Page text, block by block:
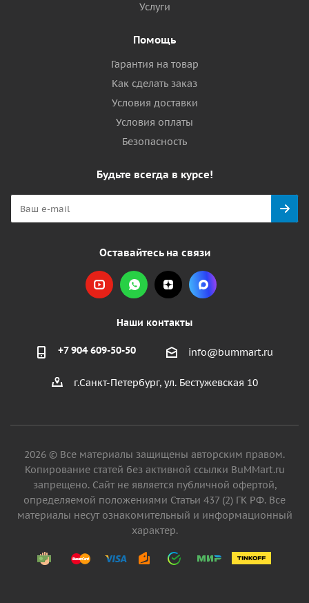
Услуги
Помощь
Гарантия на товар
Как сделать заказ
Условия доставки
Условия оплаты
Безопасность
Будьте всегда в курсе!
Оставайтесь на связи
Наши контакты
+7 904 609-50-50 info@bummart.ru
г.Санкт-Петербург, ул. Бестужевская 10
2026 © Все материалы защищены авторским правом.
Копирование статей без активной ссылки BuMMart.ru
запрещено. Сайт не является публичной офертой,
определяемой положениями Статьи 437 (2) ГК РФ. Все
материалы несут ознакомительный и информационный
характер.